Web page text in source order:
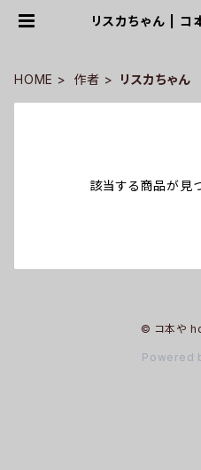
リスカちゃん |
HOME 作者 リスカちゃん
該当する商品が見
© コ本や
Powered